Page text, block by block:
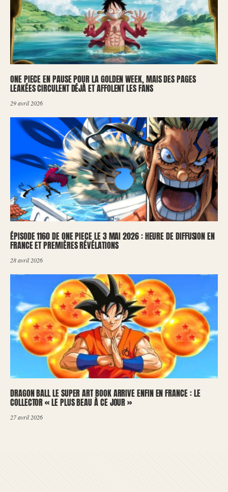
ONE PIECE EN PAUSE POUR LA GOLDEN WEEK, MAIS DES PAGES
LEAKÉES CIRCULENT DÉJÀ ET AFFOLENT LES FANS
29 avril 2026
ÉPISODE 1160 DE ONE PIECE LE 3 MAI 2026 : HEURE DE DIFFUSION EN
FRANCE ET PREMIÈRES RÉVÉLATIONS
28 avril 2026
DRAGON BALL LE SUPER ART BOOK ARRIVE ENFIN EN FRANCE : LE
COLLECTOR « LE PLUS BEAU À CE JOUR »
27 avril 2026